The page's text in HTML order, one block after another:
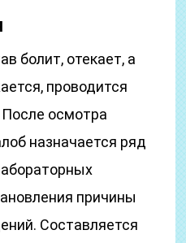
болит, отекает, а
проводится
осмотра
назначается ряд
причины
Составляется